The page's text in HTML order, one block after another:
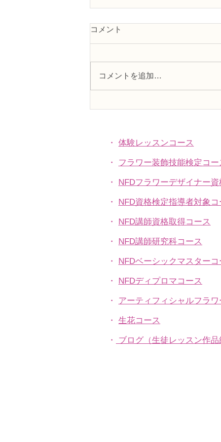
ケットアレンジ」
コメント
コメントを追加…
・ 体験レッスンコース
・ フラワー装飾技能検定コー
・ NFDフラワーデザイナー
・ NFD資格検定指導者対象コ
・ NFD講師資格取得コース
・ NFD講師研究科コース
・ NFDベーシックマスターコ
・ NFDディプロマコース
・ アーティフィシャルフラ
​・ 生花コース
​・ ブログ（生徒レッスン作